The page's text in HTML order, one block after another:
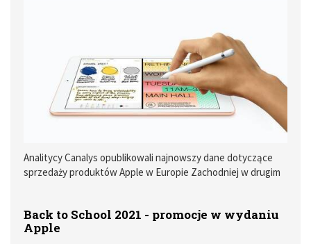
Analitycy Canalys opublikowali najnowszy dane dotyczące
sprzedaży produktów Apple w Europie Zachodniej w drugim
Back to School 2021 - promocje w wydaniu
Apple